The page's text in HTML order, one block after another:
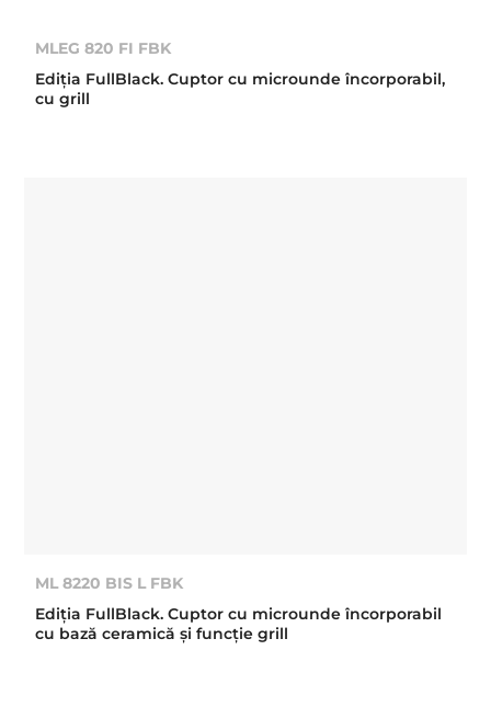
MLEG 820 FI FBK
Ediția FullBlack. Cuptor cu microunde încorporabil,
cu grill
ML 8220 BIS L FBK
Ediția FullBlack. Cuptor cu microunde încorporabil
cu bază ceramică și funcție grill